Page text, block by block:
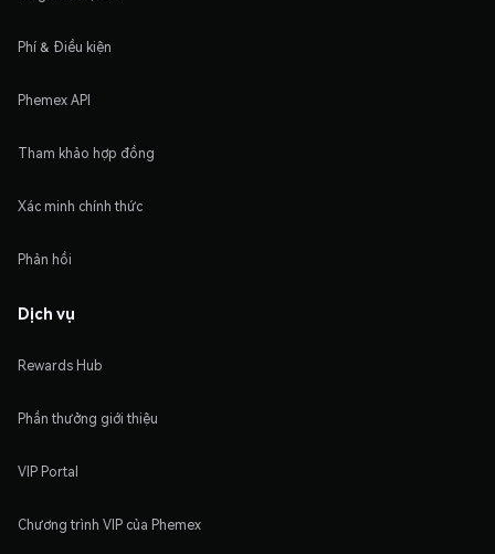
Phí & Điều kiện
Phemex API
Tham khảo hợp đồng
Xác minh chính thức
Phản hồi
Dịch vụ
Rewards Hub
Phần thưởng giới thiệu
VIP Portal
Chương trình VIP của Phemex